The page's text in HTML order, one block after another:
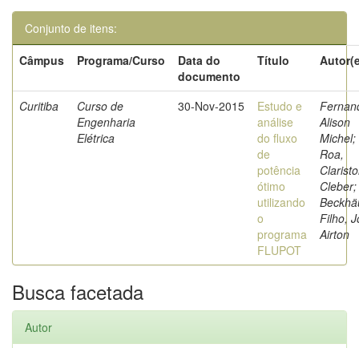
Conjunto de itens:
Câmpus
Programa/Curso
Data do
documento
Título
Curitiba
Curso de
Engenharia
Elétrica
30-Nov-2015
Estudo e
análise
do fluxo
de
potência
ótimo
utilizando
o
programa
FLUPOT
Alison
Michel;
Roa,
Cleber;
Filho,
Airton
Busca facetada
Autor